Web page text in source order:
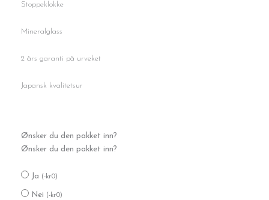
Stoppeklokke
Mineralglass
2 års garanti på urveket
Japansk kvalitetsur
Ønsker du den pakket inn?
Ønsker du den pakket inn?
Ja (-kr0)
Nei (-kr0)
Sport
antall